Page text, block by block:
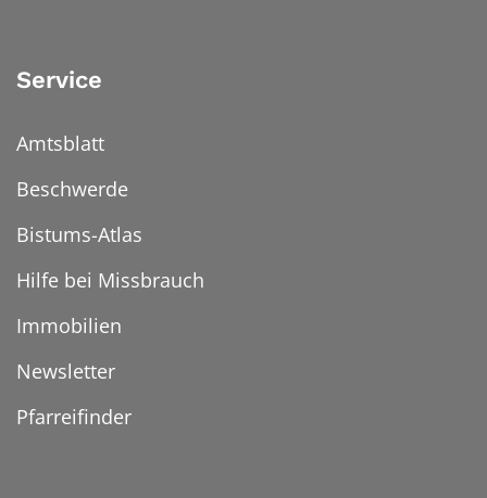
Service
Amtsblatt
Beschwerde
Bistums-Atlas
Hilfe bei Missbrauch
Immobilien
Newsletter
Pfarreifinder